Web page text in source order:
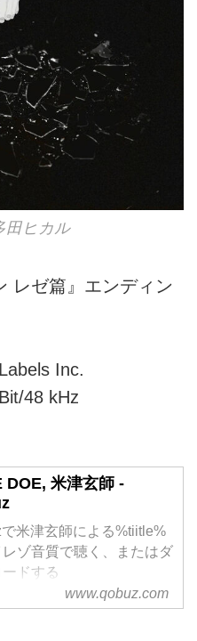
田ヒカル
レゼ篇』エンディン
Inc.
48 kHz
DOE, 米津玄師 -
米津玄師による%tiitle%
レゾ音質で聴く、またはダ
ドする
クリプションは¥1,280/月
www.qobuz.com